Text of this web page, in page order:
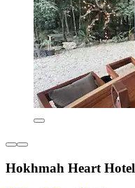
Hokhmah Heart Hotel